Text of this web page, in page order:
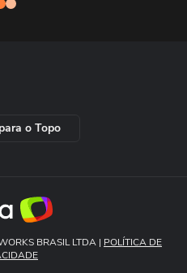
o Topo
BRASIL LTDA | POLÍTICA DE